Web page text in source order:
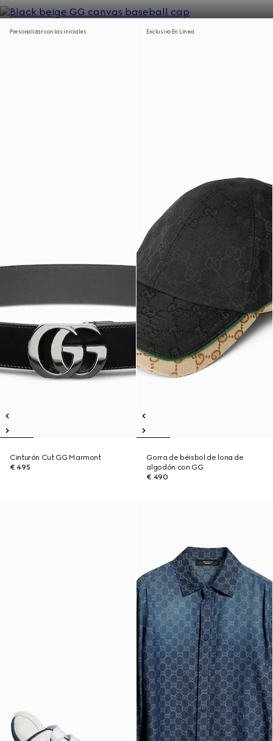
Personalizar con las iniciales
Cinturón Cut GG Marmont
€ 495
Exclusivo En Línea
Gorra de béisbol de lona de
algodón con GG
€ 490